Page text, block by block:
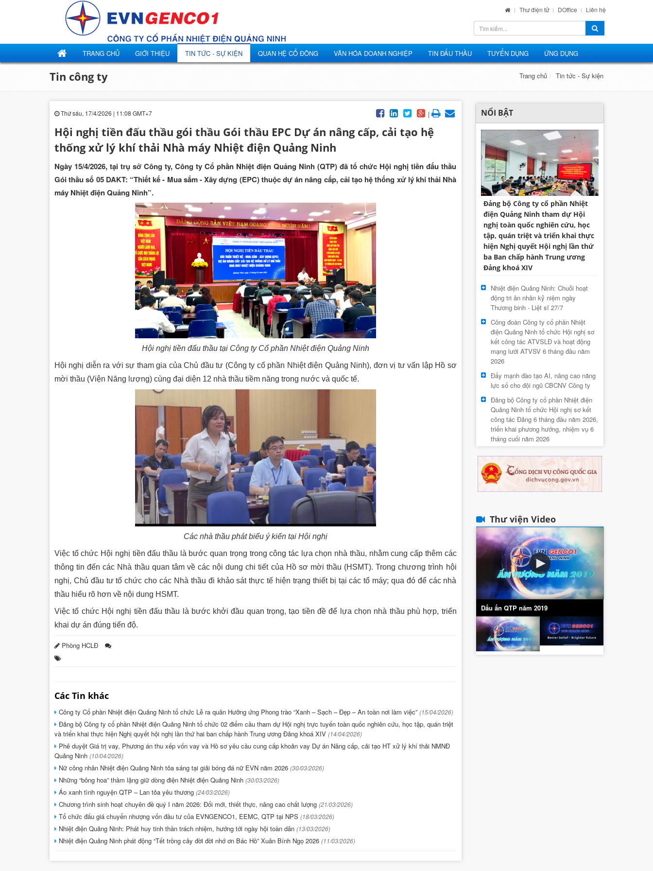
Thư điện tử DOffice Liên hệ
TRANG CHỦ GIỚI THIỆU TIN TỨC - SỰ KIỆN QUAN HỆ CỔ ĐÔNG VĂN HÓA DOANH NGHIỆP TIN ĐẤU THẦU TUYỂN DỤNG ỨNG DỤNG
Tin công ty Trang chủ Tin tức - Sự kiện
Thứ sáu, 17/4/2026 | 11:08 GMT+7 |
Hội nghị tiền đấu thầu gói thầu Gói thầu EPC Dự án nâng cấp, cải tạo hệ
thống xử lý khí thải Nhà máy Nhiệt điện Quảng Ninh
Ngày 15/4/2026, tại trụ sở Công ty, Công ty Cổ phần Nhiệt điện Quảng Ninh (QTP) đã tổ chức Hội nghị tiền đấu thầu
Gói thầu số 05 DAKT: “Thiết kế - Mua sắm - Xây dựng (EPC) thuộc dự án nâng cấp, cải tạo hệ thống xử lý khí thải Nhà
máy Nhiệt điện Quảng Ninh”.
Hội nghị tiền đấu thầu tại Công ty Cổ phần Nhiệt điện Quảng Ninh
Hội nghị diễn ra với sự tham gia của Chủ đầu tư (Công ty cổ phần Nhiệt điện Quảng Ninh), đơn vị tư vấn lập Hồ sơ
mời thầu (Viện Năng lượng) cùng đại diện 12 nhà thầu tiềm năng trong nước và quốc tế.
Các nhà thầu phát biểu ý kiến tại Hội nghị
Việc tổ chức Hội nghị tiền đấu thầu là bước quan trọng trong công tác lựa chọn nhà thầu, nhằm cung cấp thêm các
thông tin đến các Nhà thầu quan tâm về các nội dung chi tiết của Hồ sơ mời thầu (HSMT). Trong chương trình hội
nghị, Chủ đầu tư tổ chức cho các Nhà thầu đi khảo sát thực tế hiện trạng thiết bị tại các tổ máy; qua đó để các nhà
thầu hiểu rõ hơn về nội dung HSMT.
Việc tổ chức Hội nghị tiền đấu thầu là bước khởi đầu quan trọng, tạo tiền đề để lựa chọn nhà thầu phù hợp, triển
khai dự án đúng tiến độ.
Phòng HCLĐ
Các Tin khác
Công ty Cổ phần Nhiệt điện Quảng Ninh tổ chức Lễ ra quân Hưởng ứng Phong trào “Xanh – Sạch – Đẹp – An toàn nơi làm việc” (15/04/2026)
Đảng bộ Công ty cổ phần Nhiệt điện Quảng Ninh tổ chức 02 điểm cầu tham dự Hội nghị trực tuyến toàn quốc nghiên cứu, học tập, quán triệt
và triển khai thực hiện Nghị quyết hội nghị lần thứ hai ban chấp hành Trung ương Đảng khoá XIV (14/04/2026)
Phê duyệt Giá trị vay, Phương án thu xếp vốn vay và Hồ sơ yêu cầu cung cấp khoản vay Dự án Nâng cấp, cải tạo HT xử lý khí thải NMNĐ
Quảng Ninh (10/04/2026)
Nữ công nhân Nhiệt điện Quảng Ninh tỏa sáng tại giải bóng đá nữ EVN năm 2026 (30/03/2026)
Những “bông hoa” thầm lặng giữ dòng điện Nhiệt điện Quảng Ninh (30/03/2026)
Áo xanh tình nguyện QTP – Lan tỏa yêu thương (24/03/2026)
Chương trình sinh hoạt chuyên đề quý I năm 2026: Đổi mới, thiết thực, nâng cao chất lượng (21/03/2026)
Tổ chức đấu giá chuyển nhượng vốn đầu tư của EVNGENCO1, EEMC, QTP tại NPS (18/03/2026)
Nhiệt điện Quảng Ninh: Phát huy tinh thần trách nhiệm, hướng tới ngày hội toàn dân (13/03/2026)
Nhiệt điện Quảng Ninh phát động “Tết trồng cây đời đời nhớ ơn Bác Hồ” Xuân Bính Ngọ 2026 (11/03/2026)
NỔI BẬT
Đảng bộ Công ty cổ phần Nhiệt
điện Quảng Ninh tham dự Hội
nghị toàn quốc nghiên cứu, học
tập, quán triệt và triển khai thực
hiện Nghị quyết Hội nghị lần thứ
ba Ban chấp hành Trung ương
Đảng khoá XIV
Nhiệt điện Quảng Ninh: Chuỗi hoạt
động tri ân nhân kỷ niệm ngày
Thương binh - Liệt sĩ 27/7
Công đoàn Công ty cổ phần Nhiệt
điện Quảng Ninh tổ chức Hội nghị sơ
kết công tác ATVSLĐ và hoạt động
mạng lưới ATVSV 6 tháng đầu năm
2026
Đẩy mạnh đào tạo AI, nâng cao năng
lực số cho đội ngũ CBCNV Công ty
Đảng bộ Công ty cổ phần Nhiệt điện
Quảng Ninh tổ chức Hội nghị sơ kết
công tác Đảng 6 tháng đầu năm 2026,
triển khai phương hướng, nhiệm vụ 6
tháng cuối năm 2026
Thư viện Video
Dấu ấn QTP năm 2019